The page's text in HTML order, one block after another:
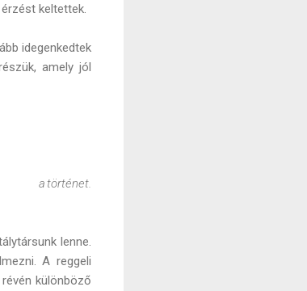
keltettek.
idegenkedtek
amely jól
a történet.
lenne.
A reggeli
különböző